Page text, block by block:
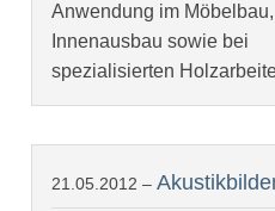
Anwendung im Möbelbau,
Innenausbau sowie bei
spezialisierten
21.05.2012 –